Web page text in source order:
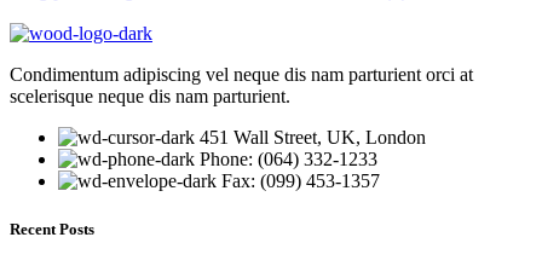
Condimentum adipiscing vel neque dis nam parturient orci at
scelerisque neque dis nam parturient.
451 Wall Street, UK, London
Phone: (064) 332-1233
Fax: (099) 453-1357
Recent Posts